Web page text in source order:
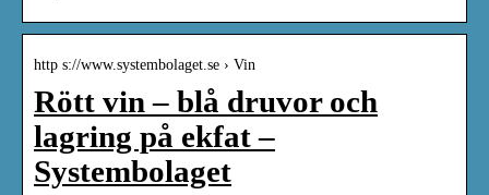
http s://www.systembolaget.se › Vin
Rött vin – blå druvor och
lagring på ekfat –
Systembolaget